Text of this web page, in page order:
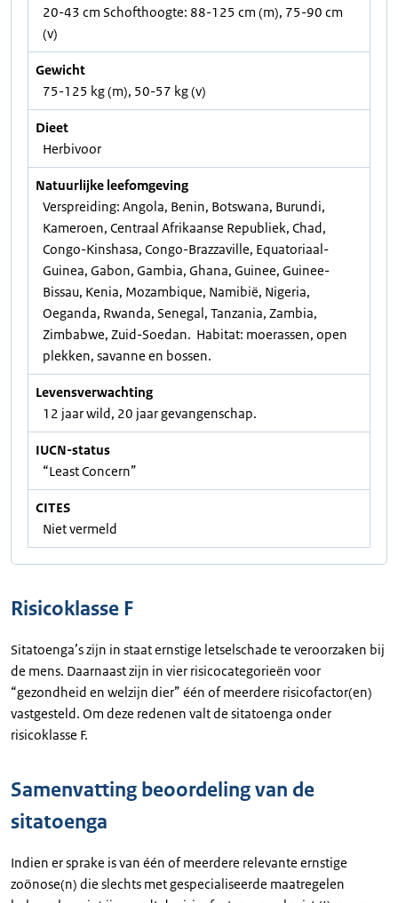
20-43 cm Schofthoogte: 88-125 cm (m), 75-90 cm
(v)
Gewicht
75-125 kg (m), 50-57 kg (v)
Dieet
Herbivoor
Natuurlijke leefomgeving
Verspreiding: Angola, Benin, Botswana, Burundi,
Kameroen, Centraal Afrikaanse Republiek, Chad,
Congo-Kinshasa, Congo-Brazzaville, Equatoriaal-
Guinea, Gabon, Gambia, Ghana, Guinee, Guinee-
Bissau, Kenia, Mozambique, Namibië, Nigeria,
Oeganda, Rwanda, Senegal, Tanzania, Zambia,
Zimbabwe, Zuid-Soedan. Habitat: moerassen, open
plekken, savanne en bossen.
Levensverwachting
12 jaar wild, 20 jaar gevangenschap.
IUCN-status
“Least Concern”
CITES
Niet vermeld
Risicoklasse F
Sitatoenga’s zijn in staat ernstige letselschade te veroorzaken bij
de mens. Daarnaast zijn in vier risicocategorieën voor
“gezondheid en welzijn dier” één of meerdere risicofactor(en)
vastgesteld. Om deze redenen valt de sitatoenga onder
risicoklasse F.
Samenvatting beoordeling van de
sitatoenga
Indien er sprake is van één of meerdere relevante ernstige
zoönose(n) die slechts met gespecialiseerde maatregelen